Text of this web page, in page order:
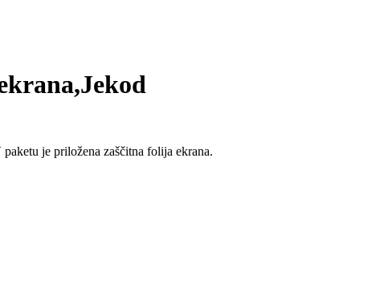
je priložena zaščitna folija ekrana.